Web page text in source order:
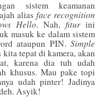
sistem keamanan
alias face recognition
Hello. Nah, fitur ini
masuk ke dalam sistem
ataupun PIN. Simple
tepat di kamera, akan
karena dia tuh udah
khusus. Mau pake topi
udah pinter! Jadinya
Asyik!